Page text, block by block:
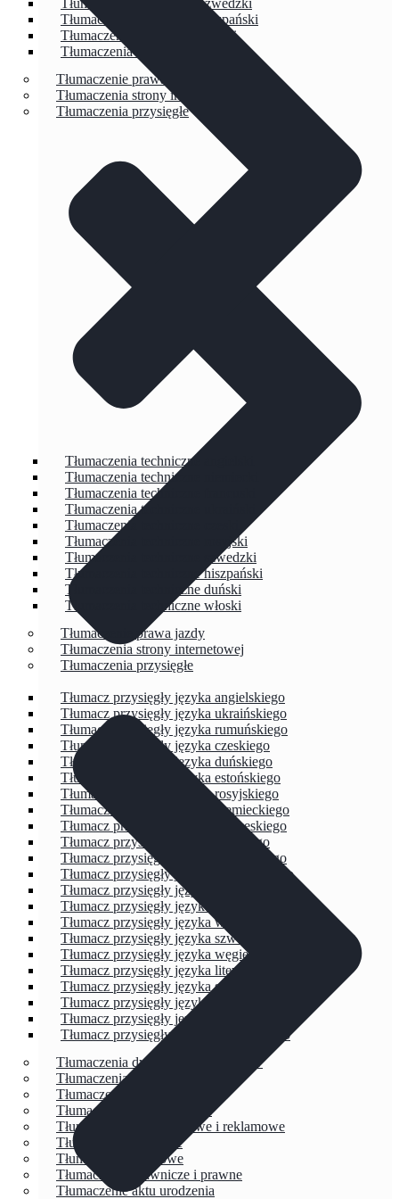
Tłumaczenia techniczne szwedzki
Tłumaczenia techniczne hiszpański
Tłumaczenia techniczne duński
Tłumaczenia techniczne włoski
Tłumaczenie prawa jazdy
Tłumaczenia strony internetowej
Tłumaczenia przysięgłe
Tłumacz przysięgły języka angielskiego
Tłumacz przysięgły języka ukraińskiego
Tłumacz przysięgły języka rumuńskiego
Tłumacz przysięgły języka czeskiego
Tłumacz przysięgły języka duńskiego
Tłumacz przysięgły języka estońskiego
Tłumacz przysięgły języka rosyjskiego
Tłumacz przysięgły języka niemieckiego
Tłumacz przysięgły języka norweskiego
Tłumacz przysięgły języka greckiego
Tłumacz przysięgły języka francuskiego
Tłumacz przysięgły języka hiszpańskiego
Tłumacz przysięgły języka holenderskiego
Tłumacz przysięgły języka słowackiego
Tłumacz przysięgły języka włoskiego
Tłumacz przysięgły języka szwedzkiego
Tłumacz przysięgły języka węgierskiego
Tłumacz przysięgły języka litewskiego
Tłumacz przysięgły języka serbskiego
Tłumacz przysięgły języka portugalskiego
Tłumacz przysięgły języka bułgarskiego
Tłumacz przysięgły języka białoruskiego
Tłumaczenia dyplomów i świadectw
Tłumaczenia chemiczne
Tłumaczenia budowlane
Tłumaczenia informatyczne
Tłumaczenia marketingowe i reklamowe
Tłumaczenia literackie
Tłumaczenia naukowe
Tłumaczenia prawnicze i prawne
Tłumaczenie aktu urodzenia
Tłumaczenia techniczne angielski
Tłumaczenia techniczne niemiecki
Tłumaczenia techniczne francuski
Tłumaczenia techniczne ukraiński
Tłumaczenia techniczne czeski
Tłumaczenia techniczne rosyjski
Tłumaczenia techniczne szwedzki
Tłumaczenia techniczne hiszpański
Tłumaczenia techniczne duński
Tłumaczenia techniczne włoski
Tłumaczenie prawa jazdy
Tłumaczenia strony internetowej
Tłumaczenia przysięgłe